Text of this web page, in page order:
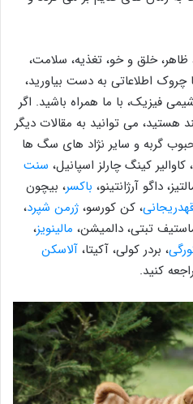
ظاهر، خلق و خو، تغذیه، سلامت،
اطلاعاتی به دست بیاورید،
فیزیک، با ما همراه باشید. اگر
هستید، می توانید به مقالات دیگر
گربه و سایر نژاد های سگ ها
کینگ چارلز اسپانیل، سنت
داگو آرژانتینو، باکسر، بیچون
، کن کورسو، ژرمن شپرد،
تبتی، دالمیشن، مالینویز،
، بردر کولی، آکیتا، آلاسکن
کنید.